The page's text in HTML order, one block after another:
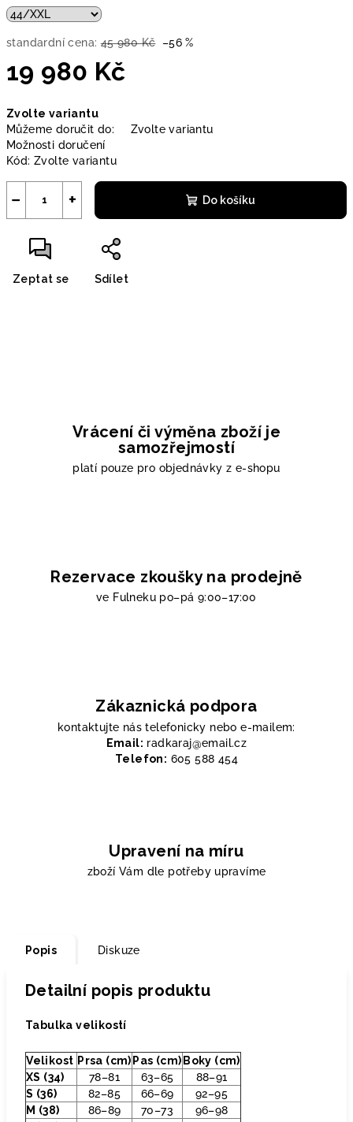
standardní cena: 45 980 Kč –56 %
19 980 Kč
cena:
Zvolte variantu
Můžeme doručit do:
Zvolte variantu
Možnosti doručení
Kód: Zvolte variantu
+
− Do košíku
Zeptat se Sdílet
Vrácení či výměna zboží je
samozřejmostí
platí pouze pro objednávky z e-shopu
Rezervace zkoušky na prodejně
ve Fulneku po–pá 9:00–17:00
Zákaznická podpora
kontaktujte nás telefonicky nebo e-mailem:
Email: radkaraj@email.cz
Telefon: 605 588 454
Upravení na míru
zboží Vám dle potřeby upravíme
Popis Diskuze
Detailní popis produktu
Tabulka velikostí
Velikost Prsa (cm) Pas (cm) Boky (cm)
XS (34)
78–81 63–65
88–91
S (36)
82–85 66–69
92–95
M (38)
86–89 70–73
96–98